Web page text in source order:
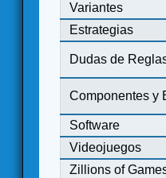
Variantes
Estrategias
Dudas de
Componentes y
Software
Videojuegos
Zillions of